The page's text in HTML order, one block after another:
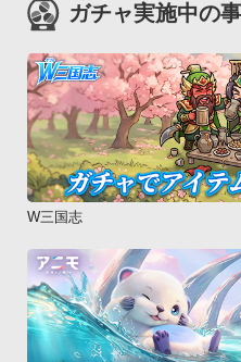
ガチャ実施中の
W三国志